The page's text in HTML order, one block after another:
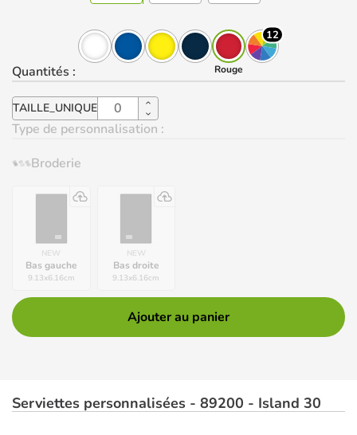
Rouge
12
Quantités :
TAILLE_UNIQUE
Type de personnalisation :
Broderie
NEW
Bas gauche
9.13x6.16cm
NEW
Bas droite
9.13x6.16cm
Ajouter au panier
Serviettes personnalisées - 89200 - Island 30